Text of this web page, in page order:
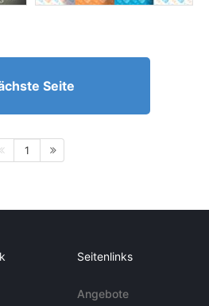
Seite
1
Seitenlinks
Angebote